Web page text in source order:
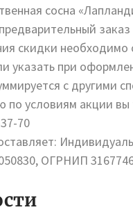
сосна
скидки необходимо
указать при
с другими
условиям акции вы
70
ОГРНИП